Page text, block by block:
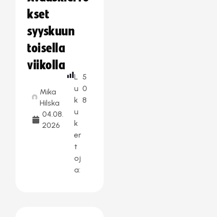
kset
syyskuun
toisella
viikolla
Mika
Hilska
04.08.
2026
L
u
k
u
k
er
t
oj
a:
5
0
8